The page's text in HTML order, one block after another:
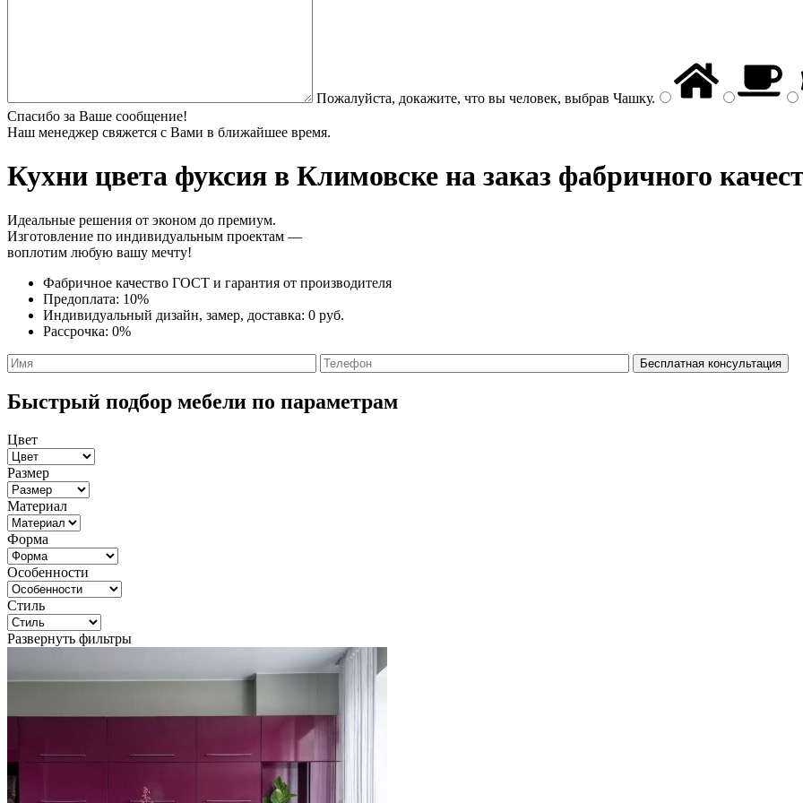
Пожалуйста, докажите, что вы человек, выбрав Чашку.
Спасибо за Ваше сообщение!
Наш менеджер свяжется с Вами в ближайшее время.
Кухни цвета фуксия в Климовске на заказ фабричного
Идеальные решения от эконом до премиум.
Изготовление по индивидуальным проектам —
воплотим любую вашу мечту!
Фабричное качество ГОСТ и гарантия от производителя
Предоплата: 10%
Индивидуальный дизайн, замер, доставка: 0 руб.
Рассрочка: 0%
Быстрый подбор мебели по параметрам
Цвет
Размер
Материал
Форма
Особенности
Стиль
Развернуть фильтры